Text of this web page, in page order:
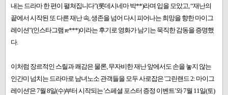
내는 드라마 한 편이 펼쳐집니다”(롯데시네마 박**)라며 입을 모았고, “재난의
끝에서 시작된 또 다른 재난 속, 생존을 넘어 다시 피어나는 희망을 향한 마이그
레이션”(인스타그램 re***)이라는 후기로 영화가 남기는 묵직한 감동을 증명했
다.
이처럼 장르적인 스릴과 쾌감은 물론, 무자비한 재난 앞에서도 손을 놓지 않는
인간미 넘치는 드라마로 남녀노소 관객들을 모두 사로잡은 '그린랜드 2: 마이그
레이션'은 7월 8일(수)부터 시작되는 '스페셜 포스터 증정 이벤트’와 7월 11일(토)